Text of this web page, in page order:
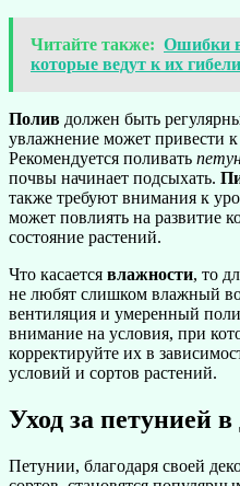
Читайте также: Ошибки в
которые ведут к их
Полив должен быть
увлажнение может привести
Рекомендуется поливать
почвы начинает подсыхать.
также требуют внимания к
может повлиять на развитие
состояние растений.
Что касается влажности, то
не любят слишком влажный
вентиляция и умеренный
внимание на условия, при
корректируйте их в
условий и сортов растений.
Уход за петунией
Петунии, благодаря своей